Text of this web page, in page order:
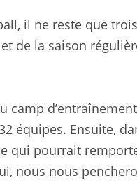
il ne reste que
de la saison
camp
équipes. Ensuite,
qui pourrait
nous nous